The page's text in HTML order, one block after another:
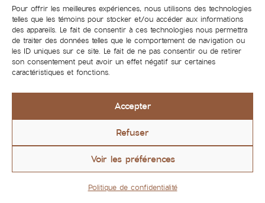
Pour offrir les meilleures expériences, nous utilisons des technologies
telles que les témoins pour stocker et/ou accéder aux informations
des appareils. Le fait de consentir à ces technologies nous permettra
de traiter des données telles que le comportement de navigation ou
les ID uniques sur ce site. Le fait de ne pas consentir ou de retirer
son consentement peut avoir un effet négatif sur certaines
caractéristiques et fonctions.
Accepter
Refuser
Voir les préférences
Politique de confidentialité